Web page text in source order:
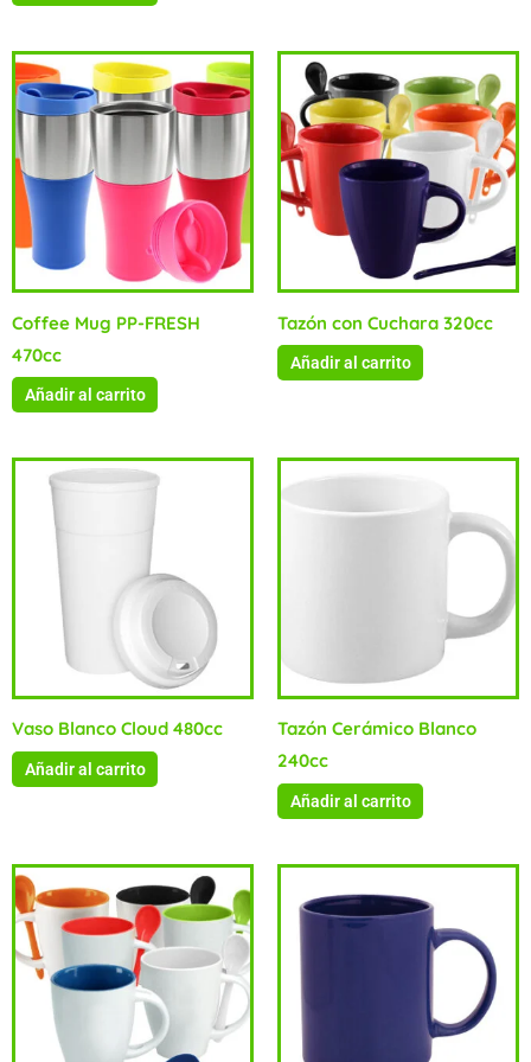
Coffee Mug PP-FRESH
470cc
Añadir al carrito
Tazón con Cuchara 320cc
Añadir al carrito
Vaso Blanco Cloud 480cc
Añadir al carrito
Tazón Cerámico Blanco
240cc
Añadir al carrito